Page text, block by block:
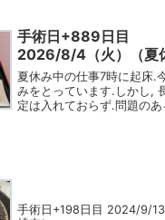
ビール500 mLをいただき,
手術日+889日目
2026/8/4（火）（夏
夏休み中の仕事7時に起床.
みをとっています.しかし,
定は入れておらず.問題のあ
手術日+198日目 2024/9/